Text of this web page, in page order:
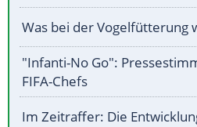
Was bei der Vogelfütterung
"Infanti-No Go":
FIFA-Chefs
Im Zeitraffer: Die